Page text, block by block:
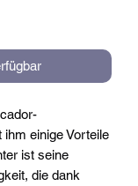
einige Vorteile
ist seine
die dank